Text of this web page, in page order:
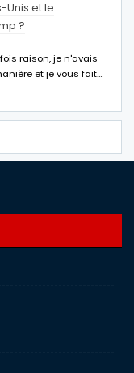
Unis et le
?
raison, je n'avais
et je vous fait…